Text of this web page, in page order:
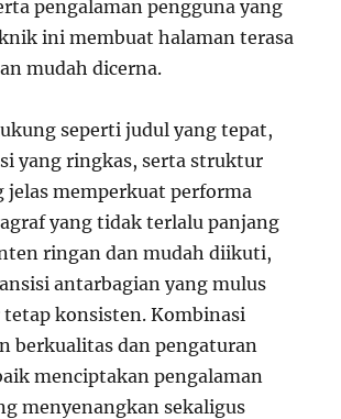
pengalaman pengguna yang
ini membuat halaman terasa
mudah dicerna.
seperti judul yang tepat,
yang ringkas, serta struktur
jelas memperkuat performa
yang tidak terlalu panjang
ringan dan mudah diikuti,
antarbagian yang mulus
tetap konsisten. Kombinasi
berkualitas dan pengaturan
menciptakan pengalaman
menyenangkan sekaligus